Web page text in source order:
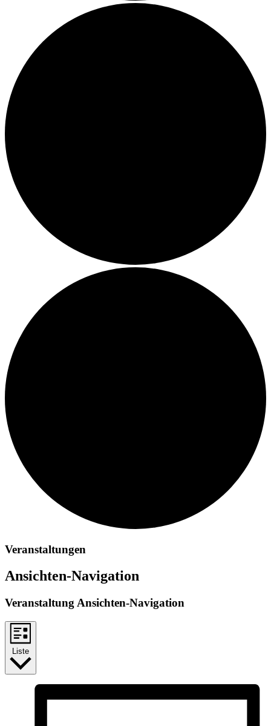
Veranstaltungen
Ansichten-Navigation
Veranstaltung Ansichten-Navigation
Liste